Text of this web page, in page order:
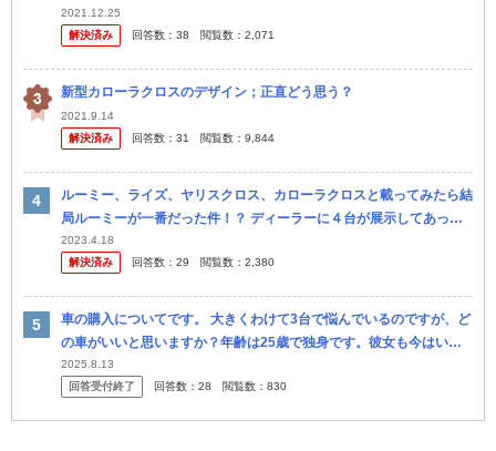
われてる時代でした(親談) 見積もりしたカローラクロスが総支払い...
2021.12.25
解決済み
回答数： 38 閲覧数： 2,071
新型カローラクロスのデザイン；正直どう思う？
2021.9.14
解決済み
回答数： 31 閲覧数： 9,844
ルーミー、ライズ、ヤリスクロス、カローラクロスと載ってみたら結
局ルーミーが一番だった件！？ ディーラーに４台が展示してあった
のでそれぞれ運転席に座ってみました。 結果、意外とルーミーが見
晴らし...
2023.4.18
解決済み
回答数： 29 閲覧数： 2,380
車の購入についてです。 大きくわけて3台で悩んでいるのですが、ど
の車がいいと思いますか？年齢は25歳で独身です。彼女も今はいま
せん。 1台目がミニバンのシエンタです。 ミニバンは何かと使い勝
手が...
2025.8.13
回答受付終了
回答数： 28 閲覧数： 830